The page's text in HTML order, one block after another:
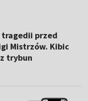
tragedii przed
Mistrzów. Kibic
trybun